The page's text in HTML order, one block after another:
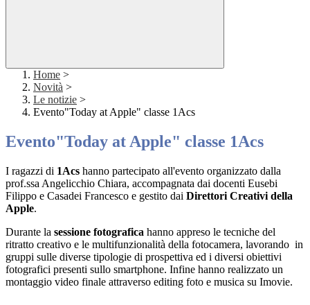
Home >
Novità >
Le notizie >
Evento"Today at Apple" classe 1Acs
Evento"Today at Apple" classe 1Acs
I ragazzi di 1Acs hanno partecipato all'evento organizzato dalla
prof.ssa Angelicchio Chiara, accompagnata dai docenti Eusebi
Filippo e Casadei Francesco e gestito dai Direttori Creativi della
Apple.
Durante la sessione fotografica hanno appreso le tecniche del
ritratto creativo e le multifunzionalità della fotocamera, lavorando in
gruppi sulle diverse tipologie di prospettiva ed i diversi obiettivi
fotografici presenti sullo smartphone. Infine hanno realizzato un
montaggio video finale attraverso editing foto e musica su Imovie.